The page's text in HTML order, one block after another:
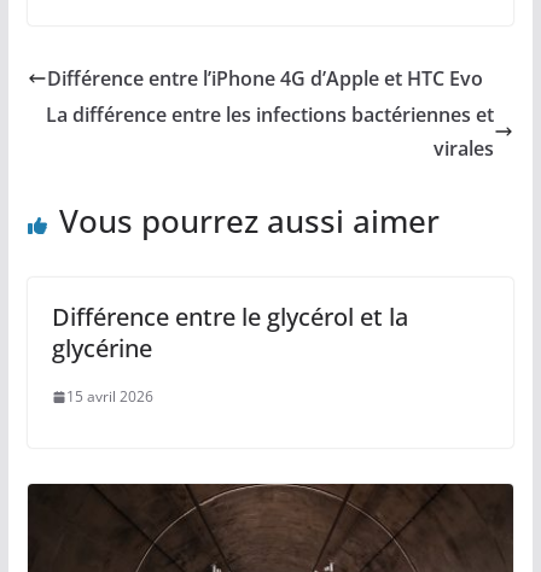
Différence entre l’iPhone 4G d’Apple et HTC Evo
La différence entre les infections bactériennes et
virales
Vous pourrez aussi aimer
Différence entre le glycérol et la
glycérine
15 avril 2026